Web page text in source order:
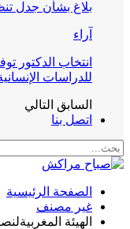
بلاغ بشأن جدل
آراء
انتخاب الدكتور
للدراسات
السابق التالي
اتصل بنا
الصفحة الرئيسية
غير مصنف
الهيئة